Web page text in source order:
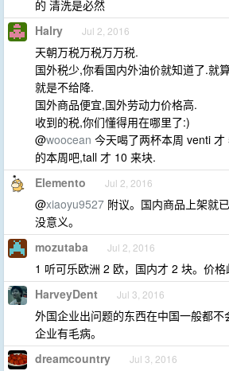
的 清洗是必然
Halry Jul 2, 2016
天朝万税万税万万税.
国外税少,你看国内外油价就知道了.就
就是不给降.
国外商品便宜,国外劳动力价格高.
收到的税,你们懂得用在哪里了:)
@woocean 今天喝了两杯本周 venti
的本周吧,tall 才 10 来块.
Elemento Jul 2, 2016
@xiaoyu9527 附议。国内商品上架就
没意义。
mozutaba Jul 2, 2016
1 听可乐欧洲 2 欧，国内才 2 块。价格
HarveyDent Jul 3, 2016
外国企业出问题的东西在中国一般都
企业有毛病。
dreamcountry Jul 3, 2016